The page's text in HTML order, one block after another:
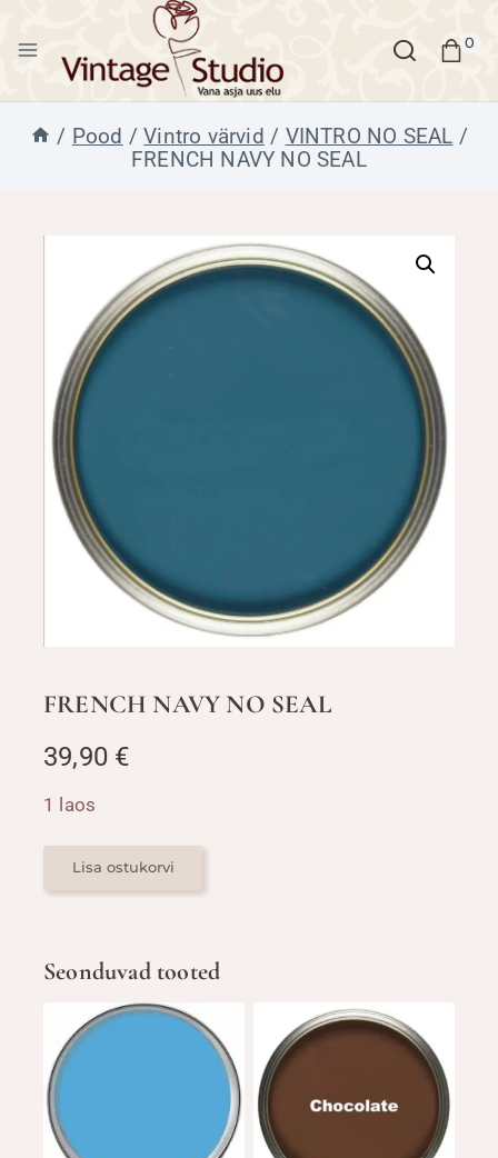
content
0
/ Pood / Vintro värvid / VINTRO NO SEAL /
FRENCH NAVY NO SEAL
FRENCH NAVY NO SEAL
39,90 €
1 laos
FRENCH
NAVY
NO
Lisa ostukorvi
Seonduvad tooted